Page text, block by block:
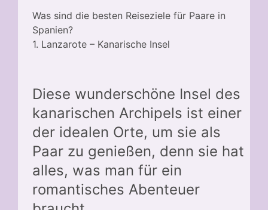
Was sind die besten Reiseziele für Paare in
Spanien?
1. Lanzarote – Kanarische Insel
Diese wunderschöne Insel des
kanarischen Archipels ist einer
der idealen Orte, um sie als
Paar zu genießen, denn sie hat
alles, was man für ein
romantisches Abenteuer